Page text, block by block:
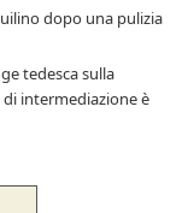
dopo una pulizia
tedesca sulla
intermediazione è